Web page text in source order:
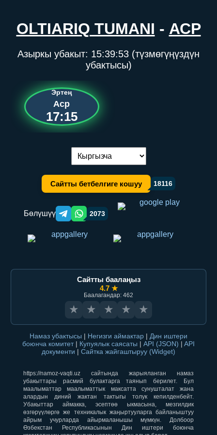
OLTIARIQ TUMANI - АСР
Азыркы убакыт: 15:39:53 (түзмөгүңүздүн
убактысы)
Эртең
Аср
17:15
Тилди алмаштыруу:
Сайтты бетбелгиге кошуу 18116
Бөлүшүү Telegram orqali ulashish
WhatsApp orqali ulashish
2073
Сайтты баалаңыз
4.7 ★
Баалагандар: 462
★ ★ ★ ★ ★
Намаз убактысы | Негизги аймактар | Дин иштери
боюнча комитет | Купуялык саясаты | API (JSON) | API
документи | Сайтка жайгаштыруу (Widget)
https://namoz-vaqti.uz сайтында жарыяланган намаз
убакыттары расмий булактарга таянып берилет. Бул
маалыматтар маалыматтык максатта сунушталат жана
алардын диний жактан тактыгы толук кепилденбейт.
Убакыттар аймакка, эсептөө ыкмасына, мезгилдик
өзгөрүүлөргө же техникалык жаңыртууларга байланыштуу
айрым учурларда айырмаланышы мүмкүн. Долбоор
Өзбекстан Республикасынын Дин иштери боюнча